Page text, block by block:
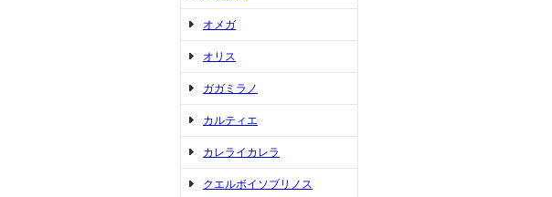
オメガ
オリス
ガガミラノ
カルティエ
カレライカレラ
クエルボイソブリノス